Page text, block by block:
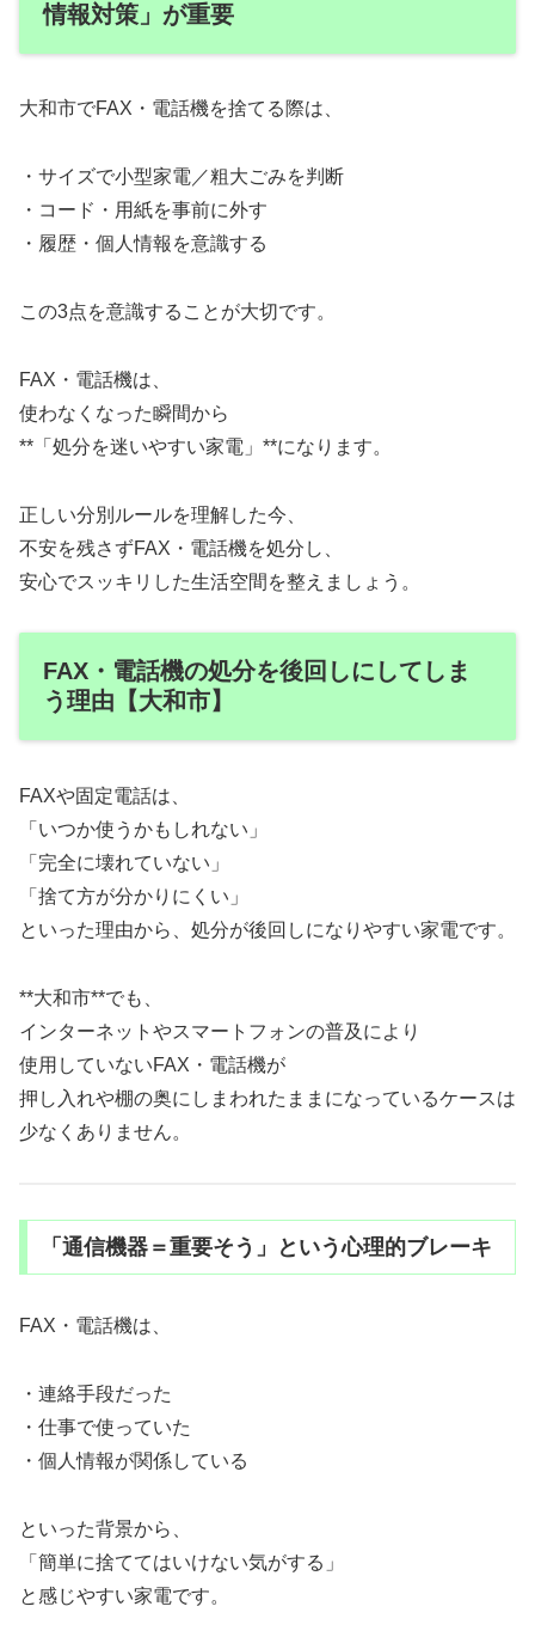
情報対策」が重要
大和市でFAX・電話機を捨てる際は、
・サイズで小型家電／粗大ごみを判断
・コード・用紙を事前に外す
・履歴・個人情報を意識する
この3点を意識することが大切です。
FAX・電話機は、
使わなくなった瞬間から
**「処分を迷いやすい家電」**になります。
正しい分別ルールを理解した今、
不安を残さずFAX・電話機を処分し、
安心でスッキリした生活空間を整えましょう。
FAX・電話機の処分を後回しにしてしま
う理由【大和市】
FAXや固定電話は、
「いつか使うかもしれない」
「完全に壊れていない」
「捨て方が分かりにくい」
といった理由から、処分が後回しになりやすい家電です。
**大和市**でも、
インターネットやスマートフォンの普及により
使用していないFAX・電話機が
押し入れや棚の奥にしまわれたままになっているケースは
少なくありません。
「通信機器＝重要そう」という心理的ブレーキ
FAX・電話機は、
・連絡手段だった
・仕事で使っていた
・個人情報が関係している
といった背景から、
「簡単に捨ててはいけない気がする」
と感じやすい家電です。